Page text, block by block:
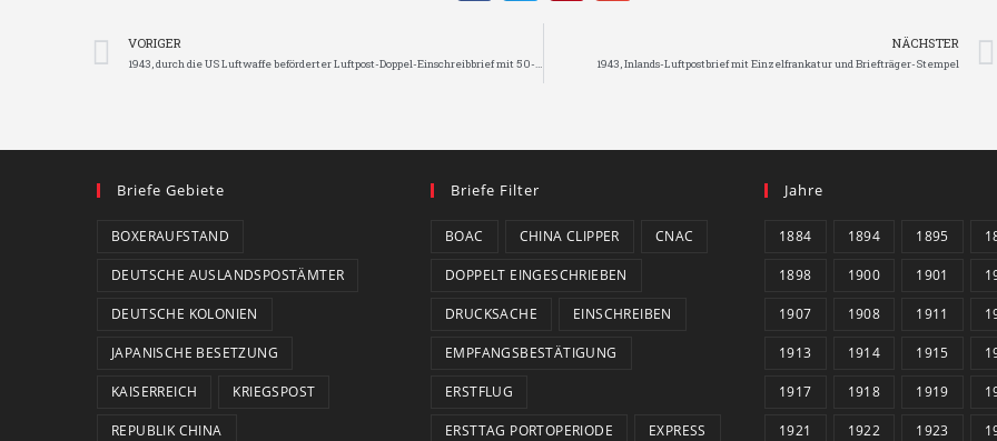
VORIGER
1943, durch die US Luftwaffe beförderter Luftpost-Doppel-Einschreibbrief mit 50-Cents-Provisorium (Yunnan)
NÄCHSTER
1943, Inlands-Luftpostbrief mit Einzelfrankatur und Briefträger-Stempel
Briefe Gebiete
BOXERAUFSTAND
DEUTSCHE AUSLANDSPOSTÄMTER
DEUTSCHE KOLONIEN
JAPANISCHE BESETZUNG
KAISERREICH KRIEGSPOST
REPUBLIK CHINA
Briefe Filter
BOAC CHINA CLIPPER CNAC
DOPPELT EINGESCHRIEBEN
DRUCKSACHE EINSCHREIBEN
EMPFANGSBESTÄTIGUNG
ERSTFLUG
ERSTTAG PORTOPERIODE EXPRESS
Jahre
1884 1894 1895
1898 1900 1901
1907 1908 1911
1913 1914 1915
1917 1918 1919
1921 1922 1923